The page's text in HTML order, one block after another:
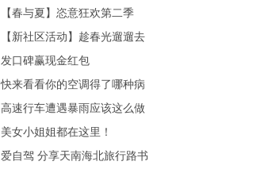
【春与夏】恣意狂欢第二季
【新社区活动】趁春光遛遛去
发口碑赢现金红包
快来看看你的空调得了哪种病
高速行车遭遇暴雨应该这么做
美女小姐姐都在这里！
爱自驾 分享天南海北旅行路书